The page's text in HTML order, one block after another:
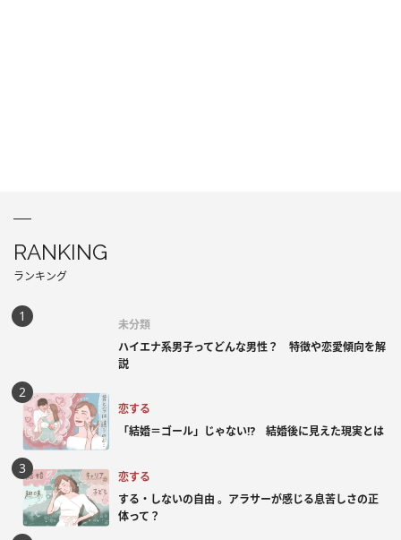
RANKING
ランキング
未分類
ハイエナ系男子ってどんな男性？ 特徴や恋愛傾向を解
説
恋する
「結婚＝ゴール」じゃない⁉ 結婚後に見えた現実とは
恋する
する・しないの自由 。アラサーが感じる息苦しさの正
体って？